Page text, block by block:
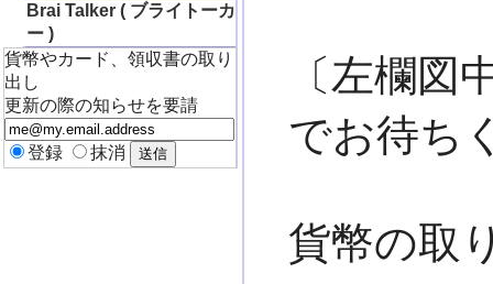
Brai Talker ( ブライトーカ
ー )
貨幣やカード、領収書の取り
出し
更新の際の知らせを要請
登録 抹消
〔左欄
でお待ち
貨幣の取